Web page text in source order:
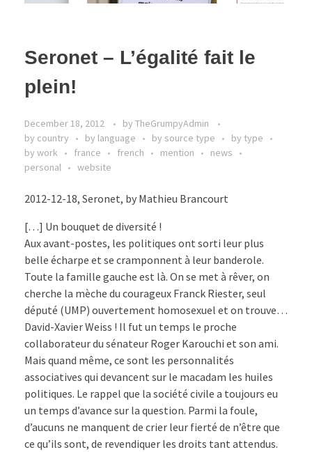
Seronet – L’égalité fait le
plein!
December 18, 2012 by TheGrumpyAdmin
by country
by language by source type
by type
by work
france french mention
news
personal
website
2012-12-18, Seronet, by Mathieu Brancourt
[…] Un bouquet de diversité !
Aux avant-postes, les politiques ont sorti leur plus
belle écharpe et se cramponnent à leur banderole.
Toute la famille gauche est là. On se met à rêver, on
cherche la mèche du courageux Franck Riester, seul
député (UMP) ouvertement homosexuel et on trouve…
David-Xavier Weiss ! Il fut un temps le proche
collaborateur du sénateur Roger Karouchi et son ami.
Mais quand même, ce sont les personnalités
associatives qui devancent sur le macadam les huiles
politiques. Le rappel que la société civile a toujours eu
un temps d’avance sur la question. Parmi la foule,
d’aucuns ne manquent de crier leur fierté de n’être que
ce qu’ils sont, de revendiquer les droits tant attendus.